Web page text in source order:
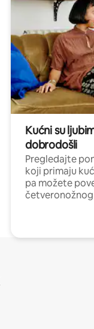
Kućni su
dobrodošli
Pregledajte
koji primaju
pa možete